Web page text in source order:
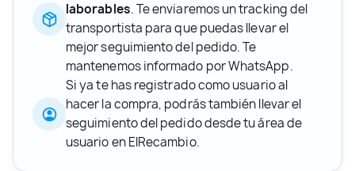
laborables. Te enviaremos un tracking del
transportista para que puedas llevar el
mejor seguimiento del pedido. Te
mantenemos informado por WhatsApp.
Si ya te has registrado como usuario al
hacer la compra, podrás también llevar el
seguimiento del pedido desde tu área de
usuario en ElRecambio.